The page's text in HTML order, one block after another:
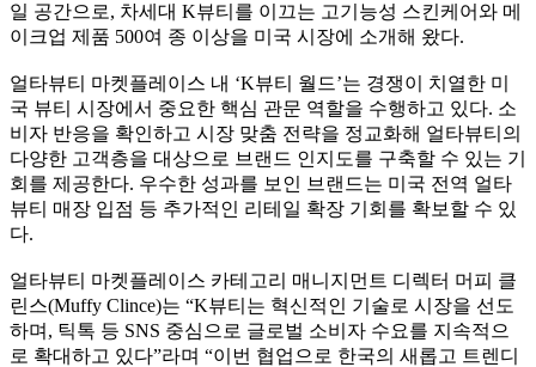
일 공간으로, 차세대 K뷰티를 이끄는 고기능성 스킨케어와 메
이크업 제품 500여 종 이상을 미국 시장에 소개해 왔다.
얼타뷰티 마켓플레이스 내 ‘K뷰티 월드’는 경쟁이 치열한 미
국 뷰티 시장에서 중요한 핵심 관문 역할을 수행하고 있다. 소
비자 반응을 확인하고 시장 맞춤 전략을 정교화해 얼타뷰티의
다양한 고객층을 대상으로 브랜드 인지도를 구축할 수 있는 기
회를 제공한다. 우수한 성과를 보인 브랜드는 미국 전역 얼타
뷰티 매장 입점 등 추가적인 리테일 확장 기회를 확보할 수 있
다.
얼타뷰티 마켓플레이스 카테고리 매니지먼트 디렉터 머피 클
린스(Muffy Clince)는 “K뷰티는 혁신적인 기술로 시장을 선도
하며, 틱톡 등 SNS 중심으로 글로벌 소비자 수요를 지속적으
로 확대하고 있다”라며 “이번 협업으로 한국의 새롭고 트렌디